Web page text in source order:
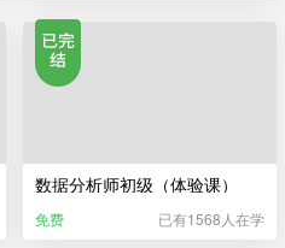
数据分析师初级（体验课）
免费 已有1568人在学